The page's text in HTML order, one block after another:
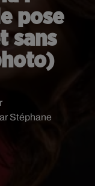
pose
sans
Stéphane